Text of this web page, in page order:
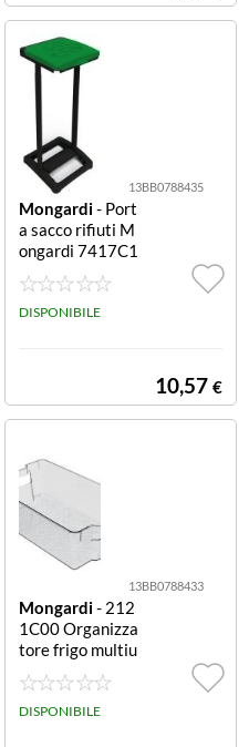
13BB0788435
Mongardi- Port
a sacco rifiuti M
ongardi 7417C1
2 Mr. B Mono Ve
rde e Nero Mr. B
Mono
DISPONIBILE
10,57 €
13BB0788433
Mongardi- 212
1C00 Organizza
tore frigo multiu
so multiuso
DISPONIBILE